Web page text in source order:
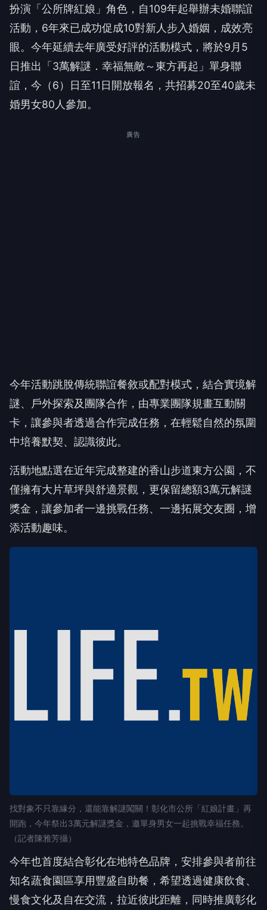
扮演「公所牌紅娘」角色，自109年起舉辦未婚聯誼
活動，6年來已成功促成10對新人步入婚姻，成效亮
眼。今年延續去年廣受好評的活動模式，將於9月5
日推出「3萬解謎．幸福無敵～東方再起」單身聯
誼，今（6）日至11日開放報名，共招募20至40歲未
婚男女80人參加。
廣告
今年活動跳脫傳統聯誼餐敘或配對模式，結合實境解
謎、戶外探索及團隊合作，由專業團隊規畫互動關
卡，讓參與者透過合作完成任務，在輕鬆自然的氛圍
中培養默契、認識彼此。
活動地點選在近年完成整建的香山步道東方公園，不
僅擁有大片草坪與舒適景觀，更保留總額3萬元解謎
獎金，讓參加者一邊挑戰任務、一邊拓展交友圈，增
添活動趣味。
找對象不只靠緣分，還能靠解謎闖關！彰化市公所「紅娘計畫」再
開跑，今年祭出3萬元解謎獎金，邀單身男女一起挑戰幸福任務。
（記者陳雅芳攝）
今年也首度結合彰化在地特色品牌，安排參與者前往
知名蔬食園區享用豐盛自助餐，希望透過健康飲食、
慢食文化及自在交流，拉近彼此距離，同時推廣彰化